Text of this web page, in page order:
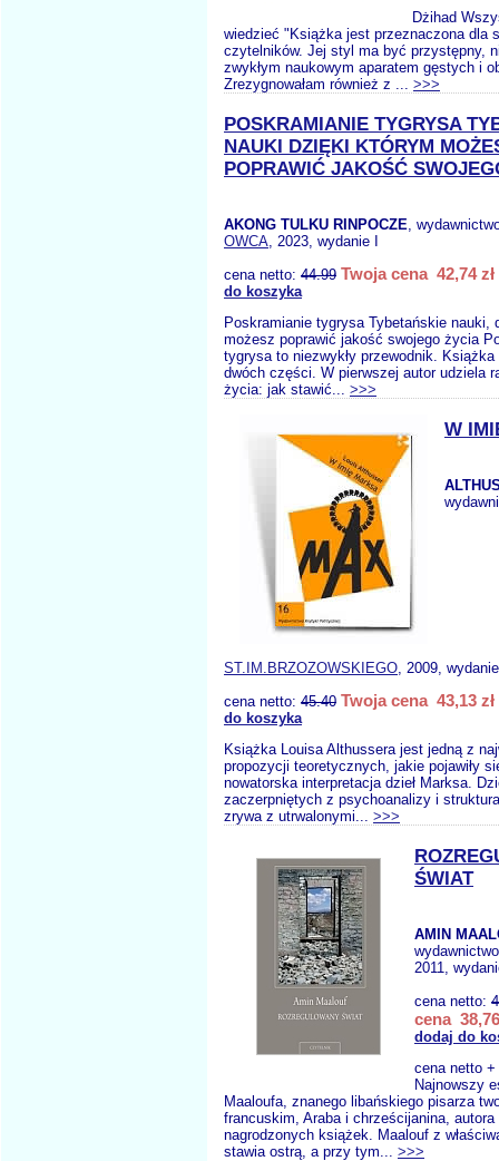
Dżihad
wiedzieć "Książka jest przeznaczona dla
czytelników. Jej styl ma być przystępny,
zwykłym naukowym aparatem gęstych i
Zrezygnowałam również z ... >>>
POSKRAMIANIE TYGRYSA
NAUKI DZIĘKI KTÓRYM
POPRAWIĆ JAKOŚĆ
AKONG TULKU RINPOCZE,
OWCA, 2023, wydanie I
cena netto: 44.99 Twoja cena 42,74 zł
do koszyka
Poskramianie tygrysa Tybetańskie nauki,
możesz poprawić jakość swojego życia
tygrysa to niezwykły przewodnik. Książka
dwóch części. W pierwszej autor udziela
życia: jak stawić... >>>
W
ST.IM.BRZOZOWSKIEGO, 2009,
cena netto: 45.40 Twoja cena 43,13 zł
do koszyka
Książka Louisa Althussera jest jedną z
propozycji teoretycznych, jakie pojawiły
nowatorska interpretacja dzieł Marksa.
zaczerpniętych z psychoanalizy i
zrywa z utrwalonymi... >>>
ŚWIAT
AMIN
2011,
cena netto:
cena
dodaj do
cena netto
Najnowszy
Maaloufa, znanego libańskiego pisarza
francuskim, Araba i chrześcijanina,
nagrodzonych książek. Maalouf z
stawia ostrą, a przy tym... >>>